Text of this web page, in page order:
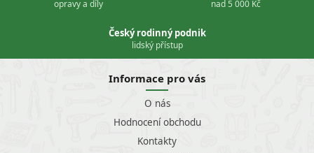
opravy a díly nad 5 000 Kč
Český rodinný podnik
lidský přístup
Informace pro vás
O nás
Hodnocení obchodu
Kontakty